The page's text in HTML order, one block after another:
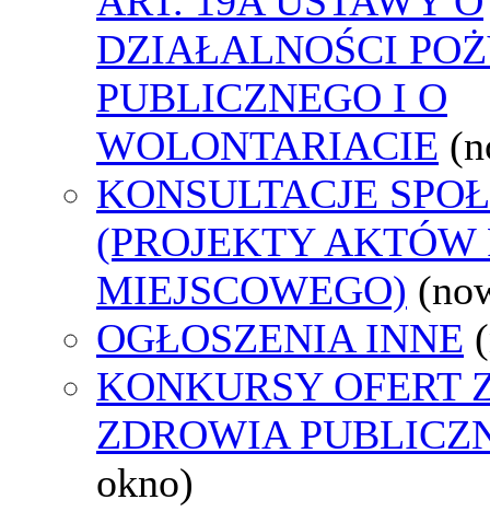
DZIAŁALNOŚCI
PUBLICZNEGO I O
WOLONTARIACIE
KONSULTACJE
(PROJEKTY AKTÓW
MIEJSCOWEGO)
OGŁOSZENIA INNE
KONKURSY OFERT
ZDROWIA
okno)